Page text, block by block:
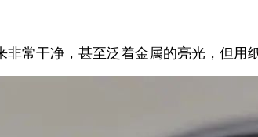
常干净，甚至泛着金属的亮光，但用